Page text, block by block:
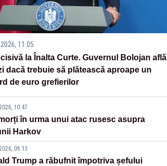
11:05
la Înalta Curte. Guvernul Bolojan află
dacă trebuie să plătească aproape un
de euro grefierilor
10:47
în urma unui atac rusesc asupra
Harkov
09:13
Trump a răbufnit împotriva șefului